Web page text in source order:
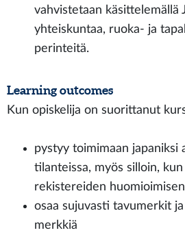
vahvistetaan käsittelemällä
yhteiskuntaa, ruoka- ja
perinteitä.
Learning outcomes
Kun opiskelija on suorittanut
pystyy toimimaan japaniksi
tilanteissa, myös silloin,
rekistereiden
osaa sujuvasti tavumerkit
merkkiä